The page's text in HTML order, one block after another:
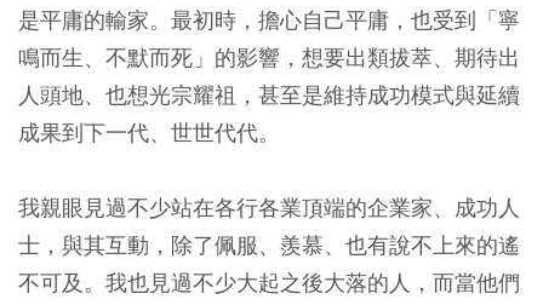
是平庸的輸家。最初時，擔心自己平庸，也受到「寧
鳴而生、不默而死」的影響，想要出類拔萃、期待出
人頭地、也想光宗耀祖，甚至是維持成功模式與延續
成果到下一代、世世代代。
我親眼見過不少站在各行各業頂端的企業家、成功人
士，與其互動，除了佩服、羨慕、也有說不上來的遙
不可及。我也見過不少大起之後大落的人，而當他們